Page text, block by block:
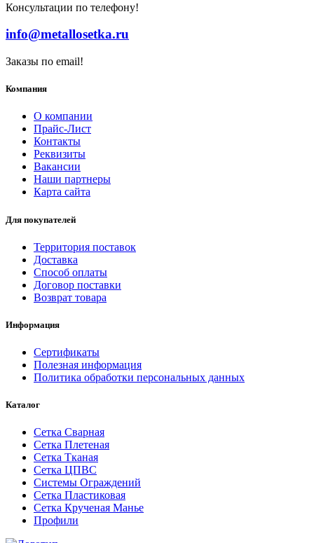
Консультации по телефону!
info@metallosetka.ru
Заказы по email!
Компания
О компании
Прайс-Лист
Контакты
Реквизиты
Вакансии
Наши партнеры
Карта сайта
Для покупателей
Территория поставок
Доставка
Способ оплаты
Договор поставки
Возврат товара
Информация
Сертификаты
Полезная информация
Политика обработки персональных данных
Каталог
Сетка Сварная
Сетка Плетеная
Сетка Тканая
Сетка ЦПВС
Системы Ограждений
Сетка Пластиковая
Сетка Крученая Манье
Профили